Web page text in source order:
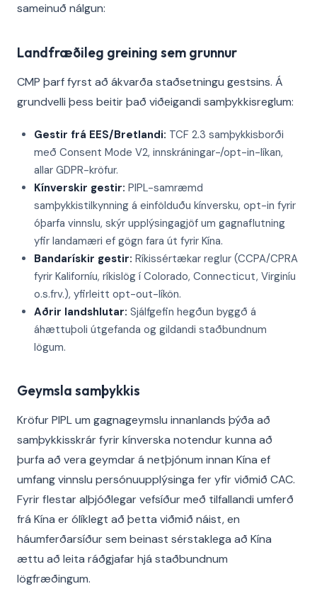
sameinuð nálgun:
Landfræðileg greining sem grunnur
CMP þarf fyrst að ákvarða staðsetningu gestsins. Á
grundvelli þess beitir það viðeigandi samþykkisreglum:
Gestir frá EES/Bretlandi: TCF 2.3 samþykkisborði
með Consent Mode V2, innskráningar-/opt-in-líkan,
allar GDPR-kröfur.
Kínverskir gestir: PIPL-samræmd
samþykkistilkynning á einfölduðu kínversku, opt-in fyrir
óþarfa vinnslu, skýr upplýsingagjöf um gagnaflutning
yfir landamæri ef gögn fara út fyrir Kína.
Bandarískir gestir: Ríkissértækar reglur (CCPA/CPRA
fyrir Kaliforníu, ríkislög í Colorado, Connecticut, Virginíu
o.s.frv.), yfirleitt opt-out-líkön.
Aðrir landshlutar: Sjálfgefin hegðun byggð á
áhættuþoli útgefanda og gildandi staðbundnum
lögum.
Geymsla samþykkis
Kröfur PIPL um gagnageymslu innanlands þýða að
samþykkisskrár fyrir kínverska notendur kunna að
þurfa að vera geymdar á netþjónum innan Kína ef
umfang vinnslu persónuupplýsinga fer yfir viðmið CAC.
Fyrir flestar alþjóðlegar vefsíður með tilfallandi umferð
frá Kína er ólíklegt að þetta viðmið náist, en
háumferðarsíður sem beinast sérstaklega að Kína
ættu að leita ráðgjafar hjá staðbundnum
lögfræðingum.